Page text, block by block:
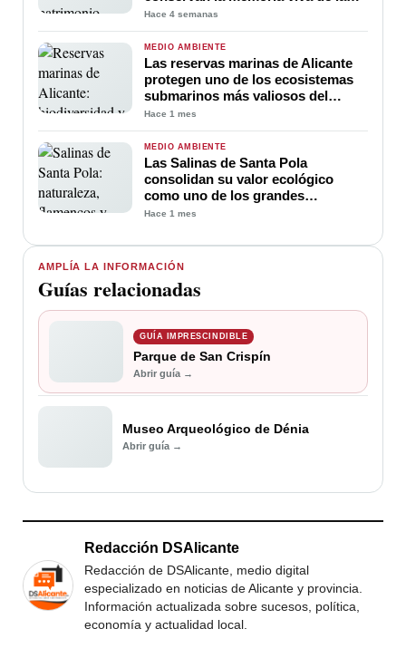
AMPLÍA LA INFORMACIÓN
Guías relacionadas
GUÍA IMPRESCINDIBLE
Parque de San Crispín
Abrir guía →
Museo Arqueológico de Dénia
Abrir guía →
provincia
Hace 4 semanas
MEDIO AMBIENTE
Las reservas marinas de Alicante
protegen uno de los ecosistemas
submarinos más valiosos del
Mediterráneo
Hace 1 mes
MEDIO AMBIENTE
Las Salinas de Santa Pola
consolidan su valor ecológico
como uno de los grandes
humedales del Mediterráneo
Hace 1 mes
Redacción DSAlicante
Redacción de DSAlicante, medio digital
especializado en noticias de Alicante y provincia.
Información actualizada sobre sucesos, política,
economía y actualidad local.